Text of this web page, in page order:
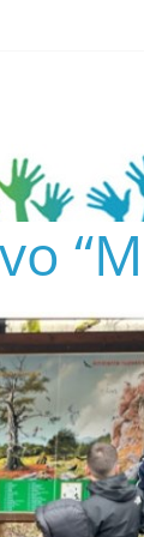
2024/25